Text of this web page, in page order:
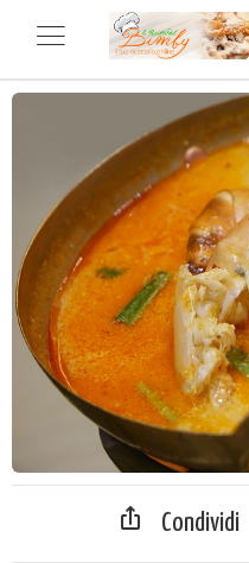
Condividi